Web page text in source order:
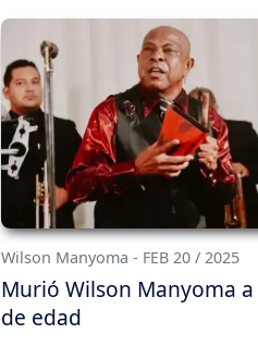
Wilson Manyoma - FEB 20 / 2025
Murió Wilson Manyoma a
de edad